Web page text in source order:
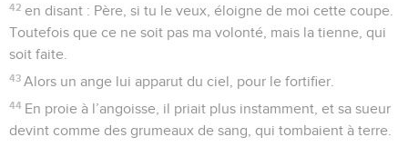
42 en disant : Père, si tu le veux, éloigne de moi cette coupe.
Toutefois que ce ne soit pas ma volonté, mais la tienne, qui
soit faite.
43 Alors un ange lui apparut du ciel, pour le fortifier.
44 En proie à l’angoisse, il priait plus instamment, et sa sueur
devint comme des grumeaux de sang, qui tombaient à terre.